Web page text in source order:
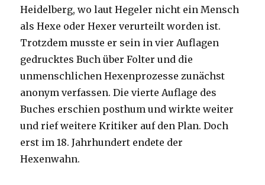
Heidelberg, wo laut Hegeler nicht ein Mensch
als Hexe oder Hexer verurteilt worden ist.
Trotzdem musste er sein in vier Auflagen
gedrucktes Buch über Folter und die
unmenschlichen Hexenprozesse zunächst
anonym verfassen. Die vierte Auflage des
Buches erschien posthum und wirkte weiter
und rief weitere Kritiker auf den Plan. Doch
erst im 18. Jahrhundert endete der
Hexenwahn.